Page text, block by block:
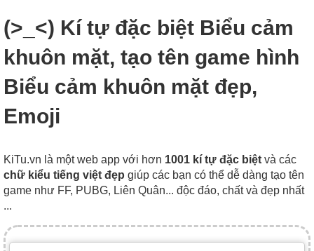
(>_<) Kí tự đặc biệt Biểu cảm
khuôn mặt, tạo tên game hình
Biểu cảm khuôn mặt đẹp,
Emoji
KiTu.vn là một web app với hơn 1001 kí tự đặc biệt và các
chữ kiểu tiếng việt đẹp giúp các bạn có thể dễ dàng tạo tên
game như FF, PUBG, Liên Quân... độc đáo, chất và đẹp nhất
...